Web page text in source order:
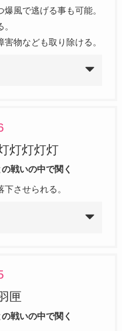
風で逃げる事も可能。
害物なども取り除ける。
灯灯灯灯
戦いの中で関く
させられる。
匣
戦いの中で関く